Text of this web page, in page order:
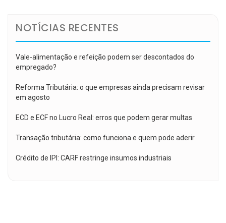
NOTÍCIAS RECENTES
Vale-alimentação e refeição podem ser descontados do
empregado?
Reforma Tributária: o que empresas ainda precisam revisar
em agosto
ECD e ECF no Lucro Real: erros que podem gerar multas
Transação tributária: como funciona e quem pode aderir
Crédito de IPI: CARF restringe insumos industriais